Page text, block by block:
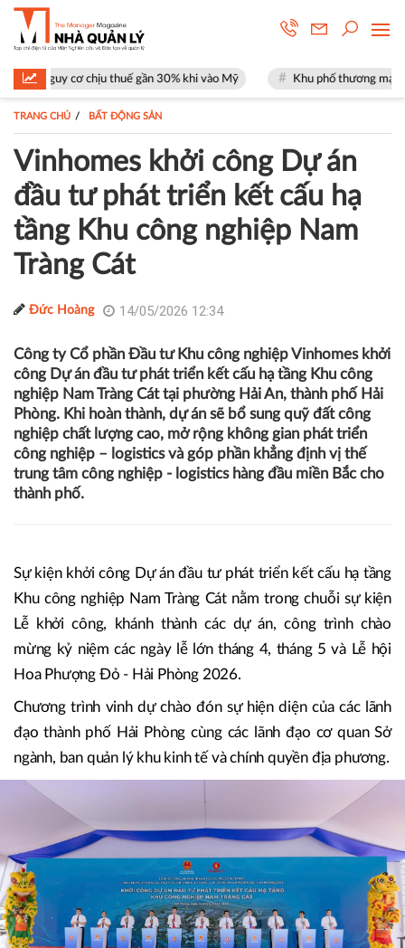
thuế gần 30% khi vào Mỹ Khu phố thương mại SOHO tại The
TRANG CHỦ BẤT ĐỘNG SẢN
Vinhomes khởi công Dự án
đầu tư phát triển kết cấu hạ
tầng Khu công nghiệp Nam
Tràng Cát
Đức Hoàng 14/05/2026 12:34
Công ty Cổ phần Đầu tư Khu công nghiệp Vinhomes khởi
công Dự án đầu tư phát triển kết cấu hạ tầng Khu công
nghiệp Nam Tràng Cát tại phường Hải An, thành phố Hải
Phòng. Khi hoàn thành, dự án sẽ bổ sung quỹ đất công
nghiệp chất lượng cao, mở rộng không gian phát triển
công nghiệp – logistics và góp phần khẳng định vị thế
trung tâm công nghiệp - logistics hàng đầu miền Bắc cho
thành phố.
Sự kiện khởi công Dự án đầu tư phát triển kết cấu hạ tầng
Khu công nghiệp Nam Tràng Cát nằm trong chuỗi sự kiện
Lễ khởi công, khánh thành các dự án, công trình chào
mừng kỷ niệm các ngày lễ lớn tháng 4, tháng 5 và Lễ hội
Hoa Phượng Đỏ - Hải Phòng 2026.
Chương trình vinh dự chào đón sự hiện diện của các lãnh
đạo thành phố Hải Phòng cùng các lãnh đạo cơ quan Sở
ngành, ban quản lý khu kinh tế và chính quyền địa phương.